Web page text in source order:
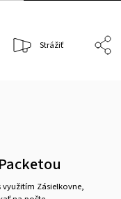
Strážiť
Zásielkovne,